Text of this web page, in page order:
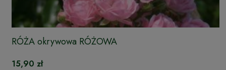
RÓŻA okrywowa RÓŻOWA
15,90 zł